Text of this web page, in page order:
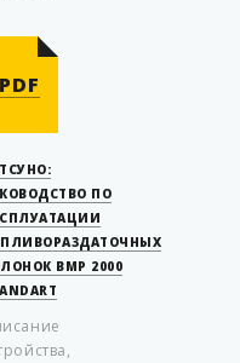
PDF
ПО
BMP 2000